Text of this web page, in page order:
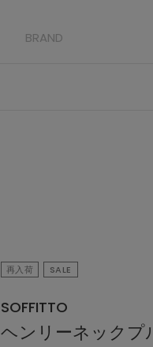
BRAND
再入荷 SALE
SOFFITTO
ヘンリーネックプ